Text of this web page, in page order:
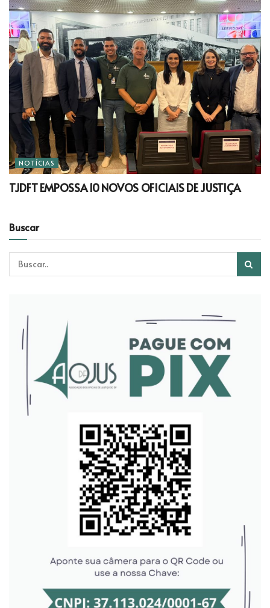
NOTÍCIAS
TJDFT EMPOSSA 10 NOVOS OFICIAIS DE JUSTIÇA
Buscar